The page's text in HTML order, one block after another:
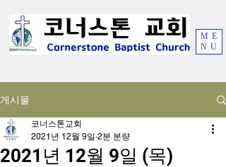
ME
NU
게시물
2021년 12월 9일 (목)
코너스톤교회
2021년 12월 9일 2분 분량